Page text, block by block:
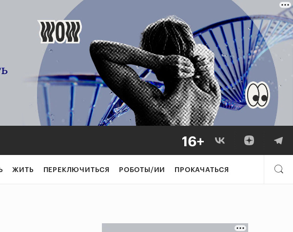
ЖИТЬ ПЕРЕКЛЮЧИТЬСЯ РОБОТЫ/ИИ ПРОКАЧАТЬСЯ